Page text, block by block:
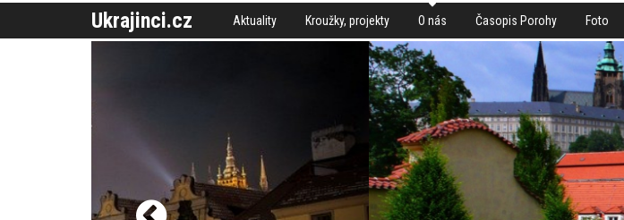
Ukrajinci.cz Aktuality Kroužky, projekty O nás Časopis Porohy Foto